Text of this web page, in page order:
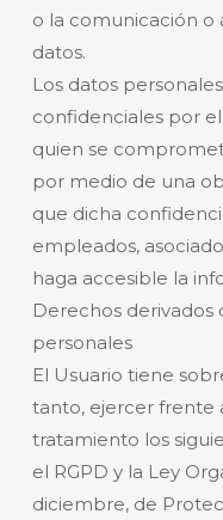
o la comunicación o
datos.
Los datos
confidenciales por
quien se
por medio de una
que dicha
empleados,
haga accesible la
Derechos
personales
El Usuario tiene
tanto, ejercer frente
tratamiento los
el RGPD y la Ley
diciembre, de